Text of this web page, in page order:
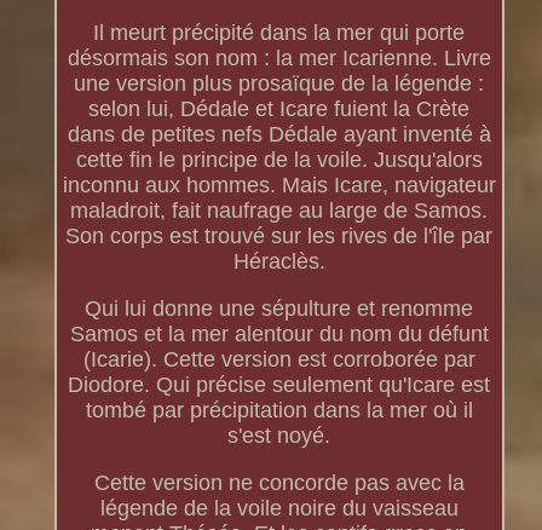
Il meurt précipité dans la mer qui porte
désormais son nom : la mer Icarienne. Livre
une version plus prosaïque de la légende :
selon lui, Dédale et Icare fuient la Crète
dans de petites nefs Dédale ayant inventé à
cette fin le principe de la voile. Jusqu'alors
inconnu aux hommes. Mais Icare, navigateur
maladroit, fait naufrage au large de Samos.
Son corps est trouvé sur les rives de l'île par
Héraclès.
Qui lui donne une sépulture et renomme
Samos et la mer alentour du nom du défunt
(Icarie). Cette version est corroborée par
Diodore. Qui précise seulement qu'Icare est
tombé par précipitation dans la mer où il
s'est noyé.
Cette version ne concorde pas avec la
légende de la voile noire du vaisseau